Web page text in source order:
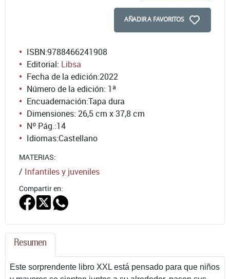
AÑADIR A FAVORITOS
ISBN:9788466241908
Editorial: Libsa
Fecha de la edición:2022
Número de la edición: 1ª
Encuadernación:Tapa dura
Dimensiones: 26,5 cm x 37,8 cm
Nº Pág.:14
Idiomas:Castellano
MATERIAS:
/ Infantiles y juveniles
Compartir en:
Resumen
Este sorprendente libro XXL está pensado para que niños